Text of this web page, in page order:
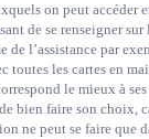
on peut accéder
de se renseigner
de l’assistance par
toutes les cartes en
le mieux à
bien faire son choix,
ne peut se faire que